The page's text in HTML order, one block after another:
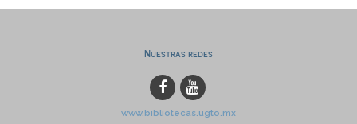
Nuestras redes
www.bibliotecas.ugto.mx